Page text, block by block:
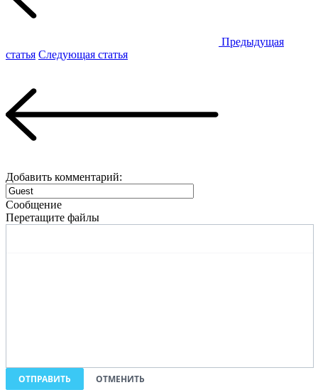
Предыдущая
статья Следующая статья
Добавить комментарий:
Сообщение
Перетащите файлы
ОТПРАВИТЬ
ОТМЕНИТЬ